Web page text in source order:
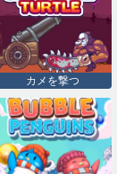
カメを撃つ